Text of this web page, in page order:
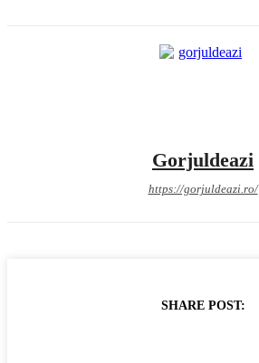
Gorjuldeazi
https://gorjuldeazi.ro/
SHARE POST: